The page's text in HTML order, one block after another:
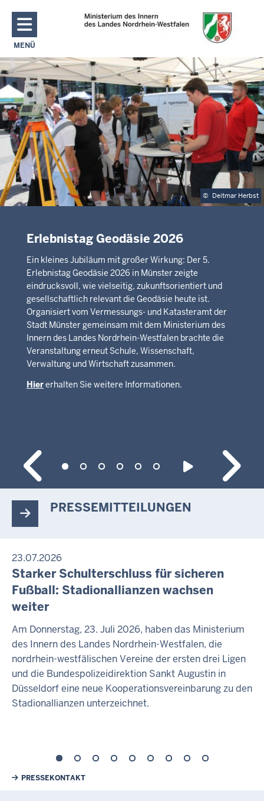
Direkt zum Inhalt
MENÜ
NAVIGATION AKTIVIEREN/DEAKTIVIEREN: MAIN MENU
© Deitmar Herbst
Erlebnistag Geodäsie 2026
Ein kleines Jubiläum mit großer Wirkung: Der 5.
Erlebnistag Geodäsie 2026 in Münster zeigte
eindrucksvoll, wie vielseitig, zukunftsorientiert und
gesellschaftlich relevant die Geodäsie heute ist.
Organisiert vom Vermessungs- und Katasteramt der
Stadt Münster gemeinsam mit dem Ministerium des
Innern des Landes Nordrhein-Westfalen brachte die
Veranstaltung erneut Schule, Wissenschaft,
Verwaltung und Wirtschaft zusammen.
Hiererhalten Sie weitere Informationen.
PRESSEMITTEILUNGEN
23.07.2026
Starker Schulterschluss für sicheren
Fußball: Stadionallianzen wachsen
weiter
Am Donnerstag, 23. Juli 2026, haben das Ministerium
des Innern des Landes Nordrhein-Westfalen, die
nordrhein-westfälischen Vereine der ersten drei Ligen
und die Bundespolizeidirektion Sankt Augustin in
Düsseldorf eine neue Kooperationsvereinbarung zu den
Stadionallianzen unterzeichnet.
Weiterführende Links
PRESSEKONTAKT